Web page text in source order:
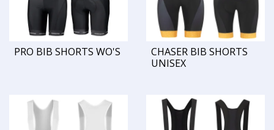
PRO BIB SHORTS WO'S
CHASER BIB SHORTS
UNISEX